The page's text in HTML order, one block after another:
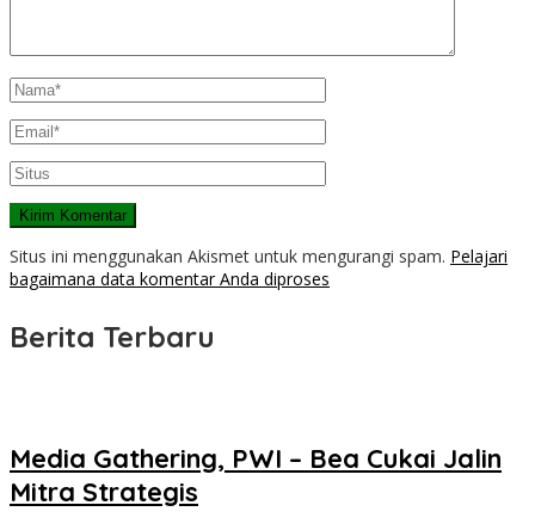
Situs ini menggunakan Akismet untuk mengurangi spam. Pelajari
bagaimana data komentar Anda diproses
Berita Terbaru
Media Gathering, PWI – Bea Cukai Jalin
Mitra Strategis